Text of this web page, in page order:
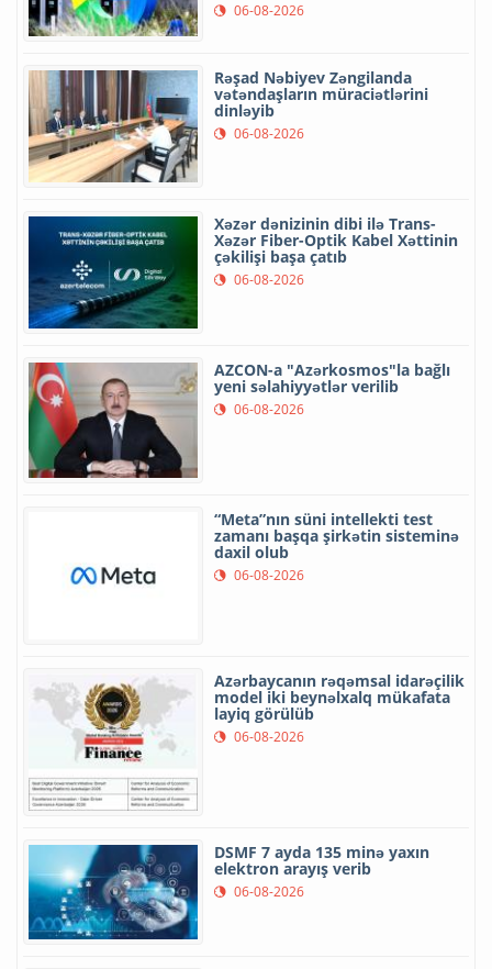
06-08-2026
Rəşad Nəbiyev Zəngilanda
vətəndaşların müraciətlərini
dinləyib
06-08-2026
Xəzər dənizinin dibi ilə Trans-
Xəzər Fiber-Optik Kabel Xəttinin
çəkilişi başa çatıb
06-08-2026
AZCON-a "Azərkosmos"la bağlı
yeni səlahiyyətlər verilib
06-08-2026
“Meta”nın süni intellekti test
zamanı başqa şirkətin sisteminə
daxil olub
06-08-2026
Azərbaycanın rəqəmsal idarəçilik
model iki beynəlxalq mükafata
layiq görülüb
06-08-2026
DSMF 7 ayda 135 minə yaxın
elektron arayış verib
06-08-2026